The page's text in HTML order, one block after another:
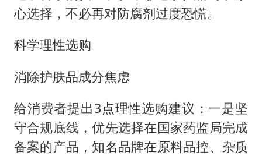
心选择，不必再对防腐剂过度恐慌。
科学理性选购
消除护肤品成分焦虑
给消费者提出3点理性选购建议：一是坚
守合规底线，优先选择在国家药监局完成
备案的产品，知名品牌在原料品控、杂质